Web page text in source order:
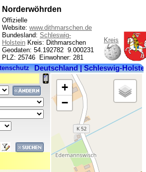
Norderwöhrden
Offizielle
Website: www.dithmarschen.de
Bundesland: Schleswig-
Holstein Kreis: Dithmarschen
Geodaten: 54.192782 9.000231
PLZ: 25746 Einwohner: 281
Kreis